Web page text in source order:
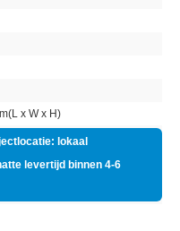
x W x H)
lokaal
levertijd binnen 4-6